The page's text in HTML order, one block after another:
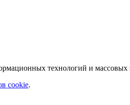
технологий и
cookie.